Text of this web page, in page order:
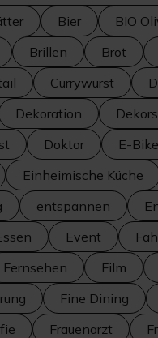
Bier BIO
Brillen Brot
Currywurst
Dekoration
Doktor E-Bike
Einheimische Küche
entspannen
Event
Fernsehen Film
Fine Dining
Frauenarzt